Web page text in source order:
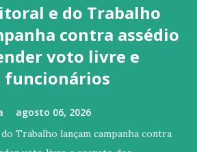
e do Trabalho
contra assédio
voto livre e
funcionários
agosto 06, 2026
Trabalho lançam campanha contra